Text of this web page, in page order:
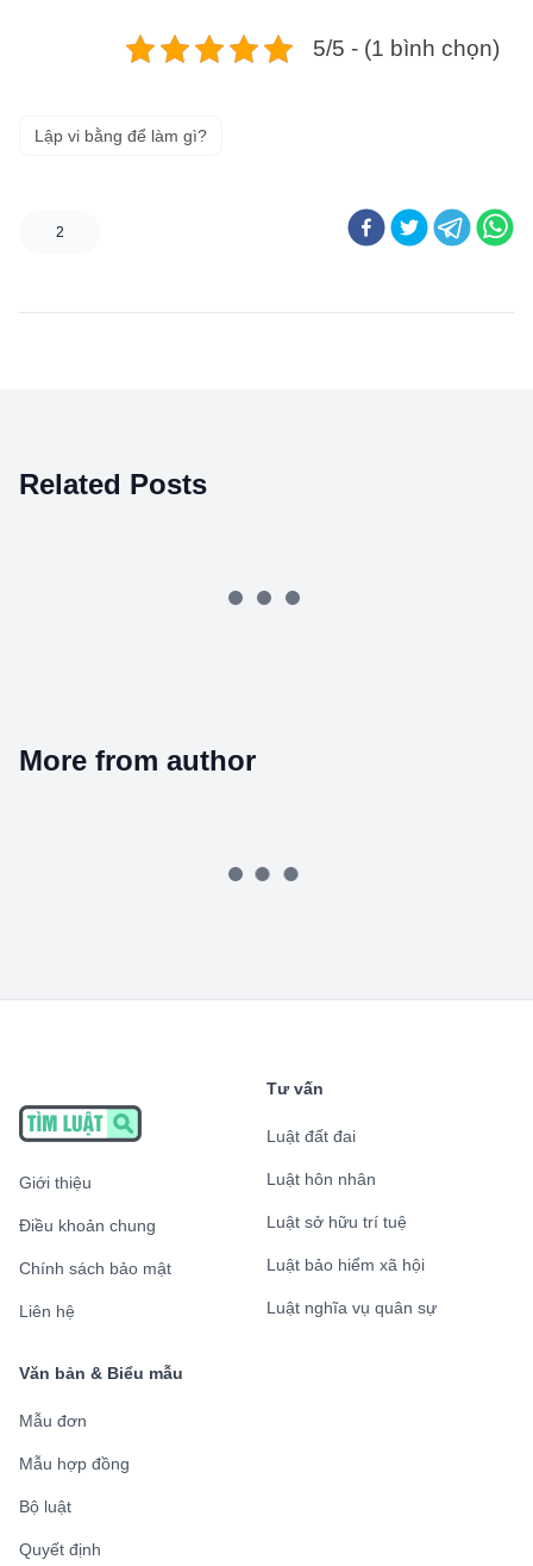
5/5 - (1 bình chọn)
Lập vi bằng để làm gì?
2
Related Posts
More from author
Giới thiệu
Điều khoản chung
Chính sách bảo mật
Liên hệ
Tư vấn
Luật đất đai
Luật hôn nhân
Luật sở hữu trí tuệ
Luật bảo hiểm xã hội
Luật nghĩa vụ quân sự
Văn bản & Biểu mẫu
Mẫu đơn
Mẫu hợp đồng
Bộ luật
Quyết định